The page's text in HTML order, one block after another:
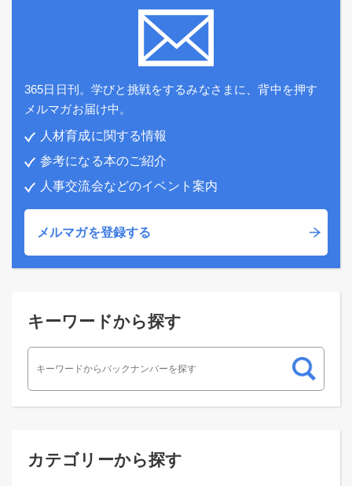
365日日刊。学びと挑戦をするみなさまに、背中を押す
メルマガお届け中。
人材育成に関する情報
参考になる本のご紹介
人事交流会などのイベント案内
メルマガを登録する
キーワードから探す
カテゴリーから探す